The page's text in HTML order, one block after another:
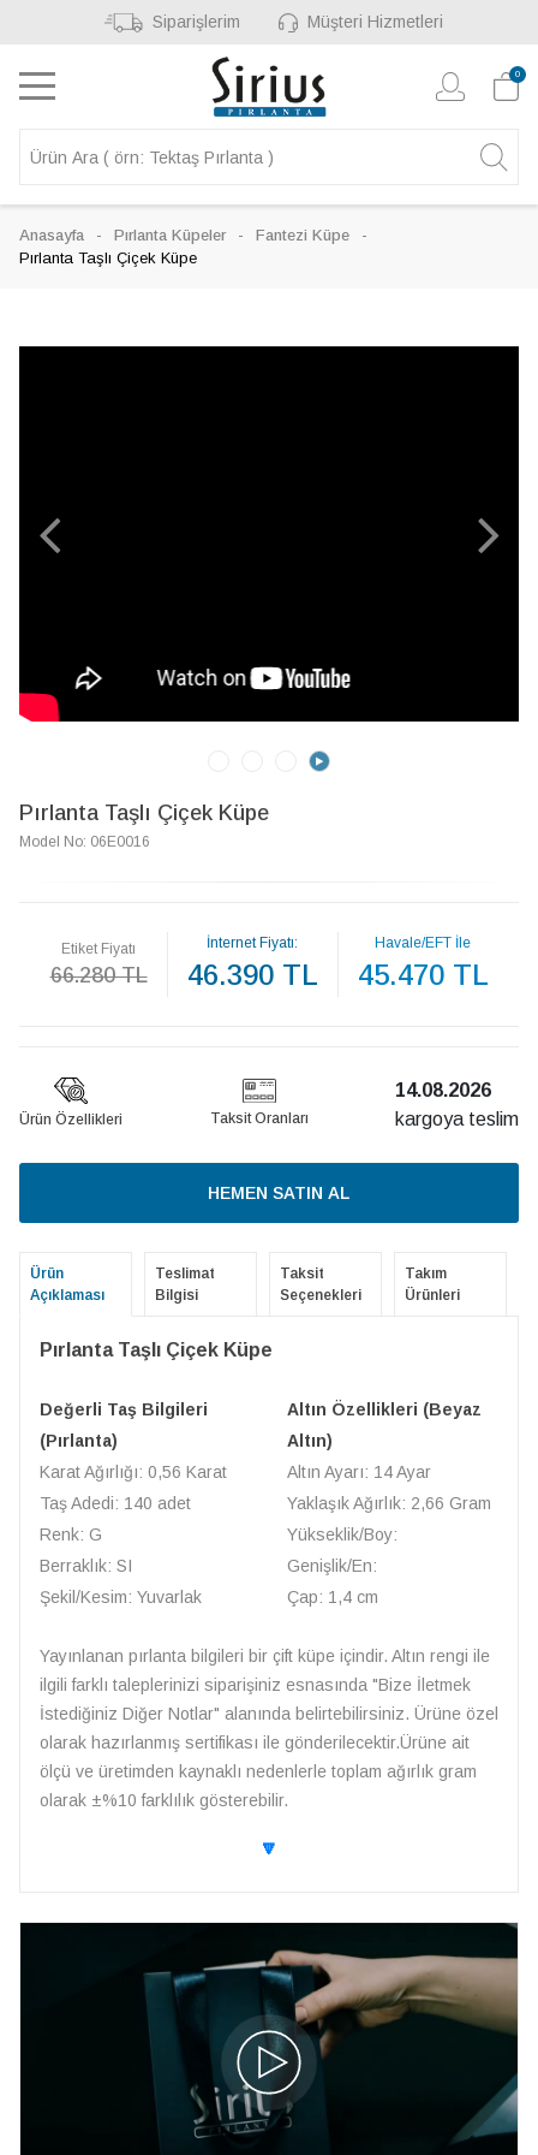
Siparişlerim Müşteri Hizmetleri
0
Anasayfa Pırlanta Küpeler
Fantezi Küpe
Pırlanta Taşlı Çiçek Küpe
Pırlanta Taşlı Çiçek Küpe
Model No: 06E0016
Etiket Fiyatı
66.280 TL
İnternet Fiyatı:
46.390 TL
Havale/EFT İle
45.470 TL
Ürün Özellikleri Taksit Oranları
14.08.2026
kargoya teslim
HEMEN SATIN AL
Ürün
Açıklaması
Teslimat
Bilgisi
Taksit
Seçenekleri
Takım
Ürünleri
Pırlanta Taşlı Çiçek Küpe
Değerli Taş Bilgileri
(Pırlanta)
Karat Ağırlığı: 0,56 Karat
Taş Adedi: 140 adet
Renk: G
Berraklık: SI
Şekil/Kesim: Yuvarlak
Altın Özellikleri (Beyaz
Altın)
Altın Ayarı: 14 Ayar
Yaklaşık Ağırlık: 2,66 Gram
Yükseklik/Boy:
Genişlik/En:
Çap: 1,4 cm
Yayınlanan pırlanta bilgileri bir çift küpe içindir. Altın rengi ile
ilgili farklı taleplerinizi siparişiniz esnasında "Bize İletmek
İstediğiniz Diğer Notlar" alanında belirtebilirsiniz. Ürüne özel
olarak hazırlanmış sertifikası ile gönderilecektir.Ürüne ait
ölçü ve üretimden kaynaklı nedenlerle toplam ağırlık gram
olarak ±%10 farklılık gösterebilir.
🔽